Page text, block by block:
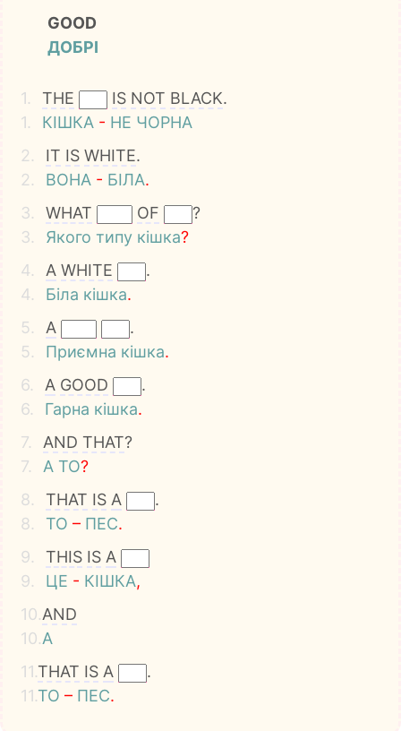
GOOD
ДОБРІ
1. THE IS NOT BLACK.
1.
КІШКА - НЕ ЧОРНА
2.
IT IS WHITE.
2.
ВОНА - БІЛА.
3.
WHAT OF
?
3.
Якого типу кішка?
4.
A WHITE
.
4.
Біла кішка.
5.
A
.
5.
Приємна кішка.
6.
A GOOD
.
6.
Гарна кішка.
7.
AND THAT?
7.
А ТО?
8.
THAT IS A
.
8.
ТО – ПЕС.
9.
THIS IS A
9.
ЦЕ - КІШКА,
10.AND
10.А
11.THAT IS A
.
11.ТО – ПЕС.